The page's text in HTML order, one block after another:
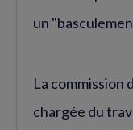
un
La commission
chargée du